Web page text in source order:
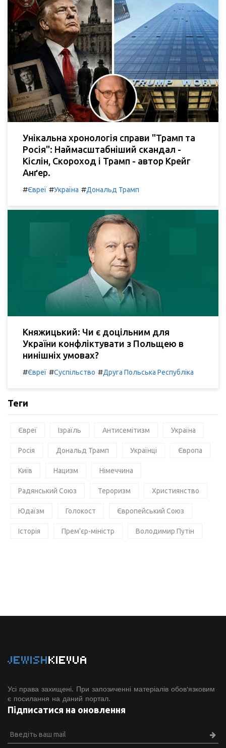
Унікальна хронологія справи "Трамп та
Росія": Наймасштабніший скандал -
Кіслін, Скороход і Трамп - автор Крейг
Анґер.
#Євреї #Україна #Дональд Трамп
Княжицький: Чи є доцільним для
України конфліктувати з Польщею в
нинішніх умовах?
#Євреї #Суспільство #Друга Польська Республіка
Теги
Євреї Ізраїль Антисемітизм Україна
Росія Дональд Трамп Українці Європа
Київ Нацизм Німеччина
Радянський Союз Тероризм Християнство
Юдаїзм Голокост Європейський Союз
Історія Прем'єр-міністр Володимир Путін
JEWISHKIEVUA
Усі права захищені. При запозиченні матеріалів обов'язковим
є посилання на даний портал.
Підписатися на оновлення